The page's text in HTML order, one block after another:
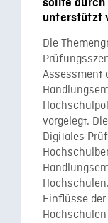
unterstützt
Die
Assessment
vorgelegt.
Digitales
Einflüsse